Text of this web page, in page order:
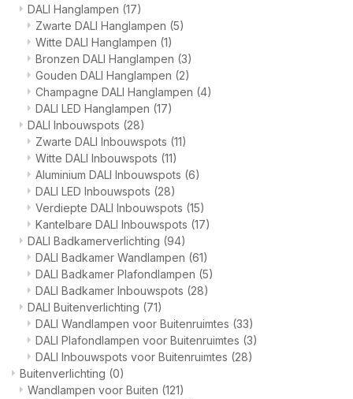
DALI Hanglampen (17)
Zwarte DALI Hanglampen (5)
Witte DALI Hanglampen (1)
Bronzen DALI Hanglampen (3)
Gouden DALI Hanglampen (2)
Champagne DALI Hanglampen (4)
DALI LED Hanglampen (17)
DALI Inbouwspots (28)
Zwarte DALI Inbouwspots (11)
Witte DALI Inbouwspots (11)
Aluminium DALI Inbouwspots (6)
DALI LED Inbouwspots (28)
Verdiepte DALI Inbouwspots (15)
Kantelbare DALI Inbouwspots (17)
DALI Badkamerverlichting (94)
DALI Badkamer Wandlampen (61)
DALI Badkamer Plafondlampen (5)
DALI Badkamer Inbouwspots (28)
DALI Buitenverlichting (71)
DALI Wandlampen voor Buitenruimtes (33)
DALI Plafondlampen voor Buitenruimtes (3)
DALI Inbouwspots voor Buitenruimtes (28)
Buitenverlichting (0)
Wandlampen voor Buiten (121)